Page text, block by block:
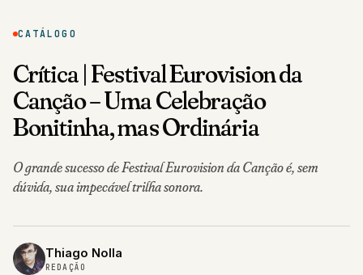
CATÁLOGO
Crítica | Festival Eurovision da
Canção – Uma Celebração
Bonitinha, mas Ordinária
O grande sucesso de Festival Eurovision da Canção é, sem
dúvida, sua impecável trilha sonora.
Thiago Nolla
REDAÇÃO